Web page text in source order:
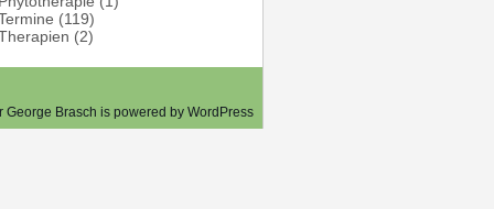
(119)
(2)
George Brasch is powered by WordPress